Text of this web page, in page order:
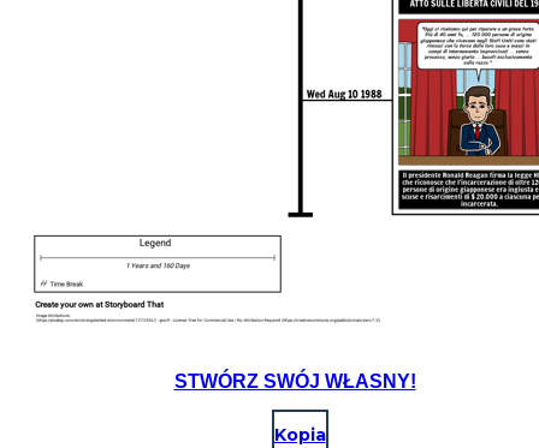
STWÓRZ SWÓJ WŁASNY!
Kopia